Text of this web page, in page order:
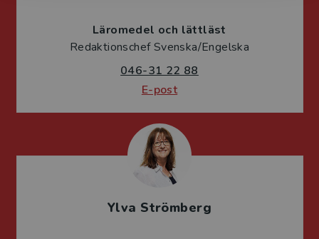
Läromedel och lättläst
Redaktionschef Svenska/Engelska
046-31 22 88
E-post
Ylva Strömberg